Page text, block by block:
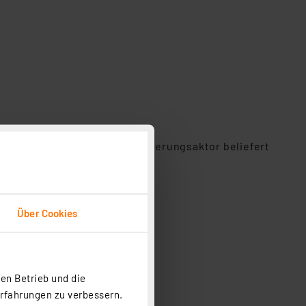
Über Cookies
Betrieb und die
zu verbessern.
genießen. Der Bewässerungsaktor beliefert